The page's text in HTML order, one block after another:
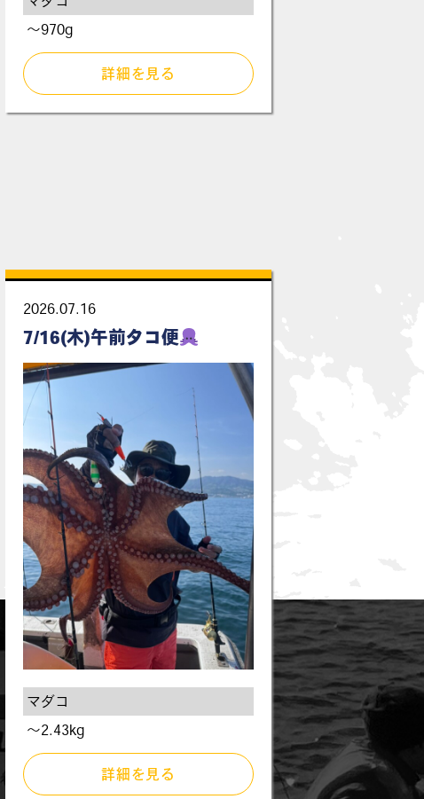
～970g
詳細を見る
2026.07.16
7/16(木)午前タコ便
マダコ
〜2.43kg
詳細を見る